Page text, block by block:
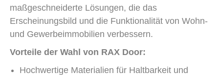
maßgeschneiderte Lösungen, die das
Erscheinungsbild und die Funktionalität von Wohn-
und Gewerbeimmobilien verbessern.
Vorteile der Wahl von RAX Door:
Hochwertige Materialien für Haltbarkeit und